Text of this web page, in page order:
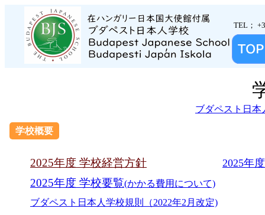
TEL；
ブダペスト日本
学校概要
2025年度 学校経営方針 2025年
2025年度 学校要覧(かかる費用について)
ブダペスト日本人学校規則（2022年2月改定)